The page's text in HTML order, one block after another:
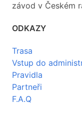
závod v Českém
ODKAZY
Trasa
Vstup do
Pravidla
Partneři
F.A.Q